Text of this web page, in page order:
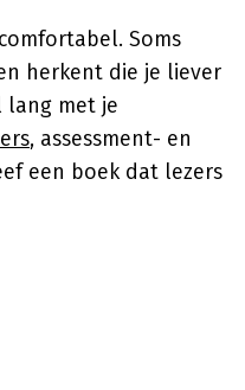
Soms
herkent die je liever
lang met je
, assessment- en
een boek dat lezers